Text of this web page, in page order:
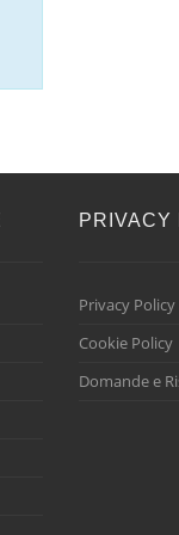
PRIVACY
Privacy Policy
Cookie Policy
Domande e